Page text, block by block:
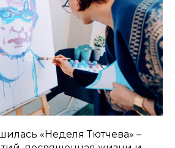
«Неделя Тютчева» –